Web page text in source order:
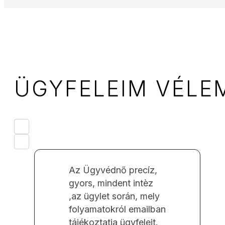
ÜGYFELEIM
Az Ügyvédnő precíz,
gyors, mindent intèz
,az ügylet során, mely
folyamatokról emailban
tájékoztatja ügyfeleit.